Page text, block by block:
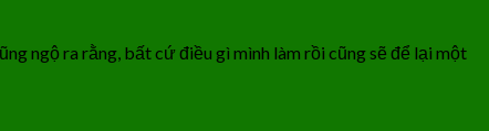
ngộ ra rằng, bất cứ điều gì mình làm rồi cũng sẽ để lại một